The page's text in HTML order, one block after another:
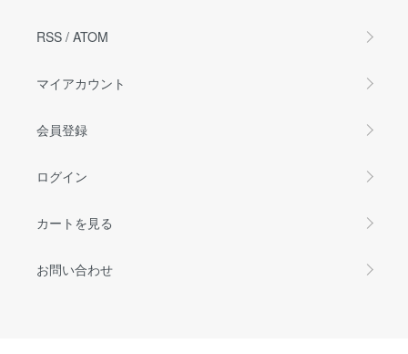
RSS / ATOM
マイアカウント
会員登録
ログイン
カートを見る
お問い合わせ